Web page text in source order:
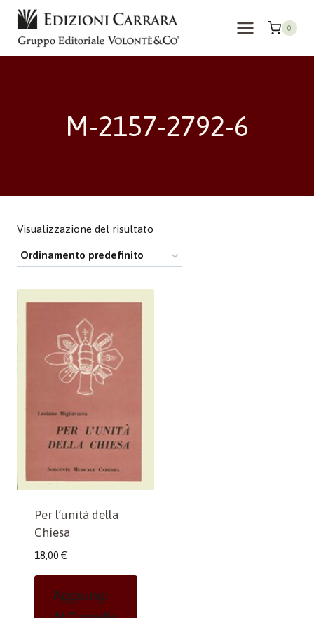
Salta
contenuto
0
M-2157-2792-6
Visualizzazione del risultato
Per l’unità della
Chiesa
18,00 €
Aggiungi